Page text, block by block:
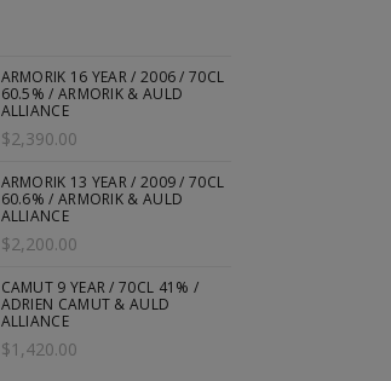
ARMORIK 16 YEAR / 2006 / 70CL
60.5% / ARMORIK & AULD
ALLIANCE
$2,390.00
ARMORIK 13 YEAR / 2009 / 70CL
60.6% / ARMORIK & AULD
ALLIANCE
$2,200.00
CAMUT 9 YEAR / 70CL 41% /
ADRIEN CAMUT & AULD
ALLIANCE
$1,420.00